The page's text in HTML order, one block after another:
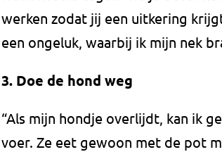
werken zodat jij een uitkering
een ongeluk, waarbij ik mijn nek
3. Doe de hond weg
“Als mijn hondje overlijdt, kan ik
voer. Ze eet gewoon met de pot